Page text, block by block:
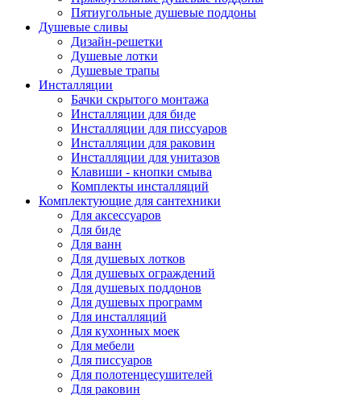
Пятиугольные душевые поддоны
Душевые сливы
Дизайн-решетки
Душевые лотки
Душевые трапы
Инсталляции
Бачки скрытого монтажа
Инсталляции для биде
Инсталляции для писсуаров
Инсталляции для раковин
Инсталляции для унитазов
Клавиши - кнопки смыва
Комплекты инсталляций
Комплектующие для сантехники
Для аксессуаров
Для биде
Для ванн
Для душевых лотков
Для душевых ограждений
Для душевых поддонов
Для душевых программ
Для инсталляций
Для кухонных моек
Для мебели
Для писсуаров
Для полотенцесушителей
Для раковин